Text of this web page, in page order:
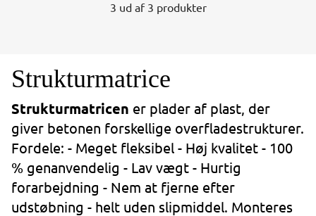
3 ud af 3 produkter
Strukturmatrice
Strukturmatricen er plader af plast, der
giver betonen forskellige overfladestrukturer.
Fordele: - Meget fleksibel - Høj kvalitet - 100
% genanvendelig - Lav vægt - Hurtig
forarbejdning - Nem at fjerne efter
udstøbning - helt uden slipmiddel. Monteres